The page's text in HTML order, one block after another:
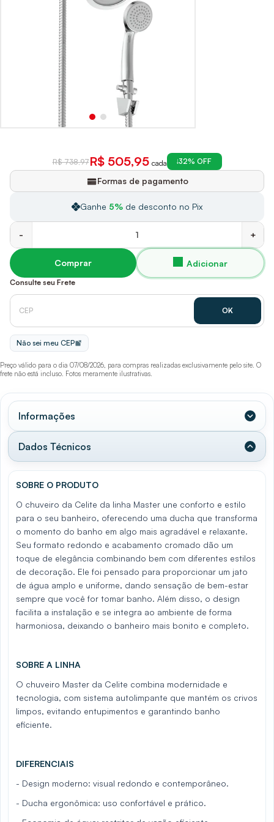
R$ 738,97R$ 505,95 cada 32% OFF
Ganhe 5% de desconto no Pix
Formas de pagamento
- +
Comprar
Consulte seu Frete
Não sei meu CEP
Preço válido para o dia 07/08/2026, para compras realizadas exclusivamente pelo site. O
frete não está incluso. Fotos meramente ilustrativas.
Informações
Dados Técnicos
SOBRE O PRODUTO
O chuveiro da Celite da linha Master une conforto e estilo
para o seu banheiro, oferecendo uma ducha que transforma
o momento do banho em algo mais agradável e relaxante.
Seu formato redondo e acabamento cromado dão um
toque de elegância combinando bem com diferentes estilos
de decoração. Ele foi pensado para proporcionar um jato
de água amplo e uniforme, dando sensação de bem-estar
sempre que você for tomar banho. Além disso, o design
facilita a instalação e se integra ao ambiente de forma
harmoniosa, deixando o banheiro mais bonito e completo.
SOBRE A LINHA
O chuveiro Master da Celite combina modernidade e
tecnologia, com sistema autolimpante que mantém os crivos
limpos, evitando entupimentos e garantindo banho
eficiente.
DIFERENCIAIS
- Design moderno: visual redondo e contemporâneo.
- Ducha ergonômica: uso confortável e prático.